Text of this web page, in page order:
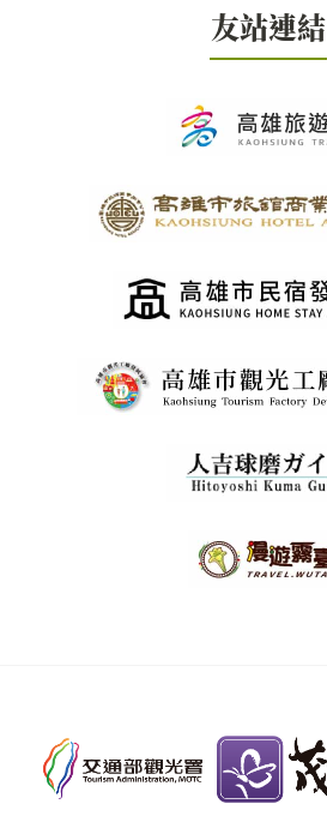
友站連結